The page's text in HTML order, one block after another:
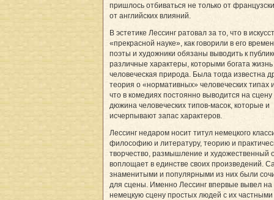
пришлось отбиваться не только от
от английских влияний.
В эстетике Лессинг ратовал за то, что в
«прекрасной науке», как говорили в его
поэты и художники обязаны выводить к
различные характеры, которыми богата жизнь
человеческая природа. Была тогда известна
теория о «нормативных» человеческих типах
что в комедиях постоянно выводится на сцену
дюжина человеческих типов-масок, которые и
исчерпывают запас характеров.
Лессинг недаром носит титул немецкого
философию и литературу, теорию и
творчество, размышление и художественный
воплощает в единстве своих произведений.
знаменитыми и популярными из них были
для сцены. Именно Лессинг впервые вывел на
немецкую сцену простых людей с их частными